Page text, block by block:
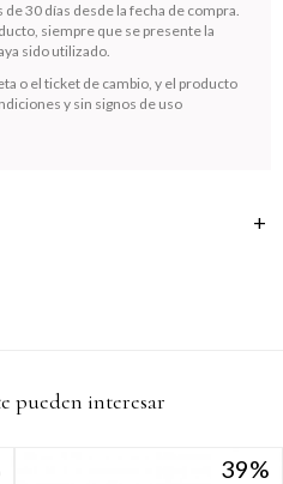
30 días desde la fecha de compra.
siempre que se presente la
sido utilizado.
o el ticket de cambio, y el producto
y sin signos de uso
pueden interesar
39
39
y Pagá
en 12
tocar tu
crediticia.
para comprar con Pago
comprar usando Pago